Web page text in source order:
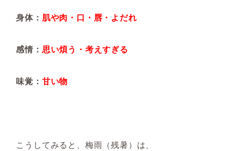
身体： 肌や肉・口・唇・よだれ
感情： 思い煩う・考えすぎる
味覚： 甘い物
こうしてみると、梅雨（残暑）は、